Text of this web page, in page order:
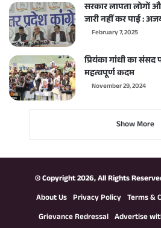
सरकार लापता लोगों
जारी नहीं कर पाई :
February 7, 2025
प्रियंका गांधी का
महत्वपूर्ण कदम
November 29, 2024
Show More
© Copyright 2026, All Rights
About Us Privacy Policy Terms &
Grievance Redressal Advertise